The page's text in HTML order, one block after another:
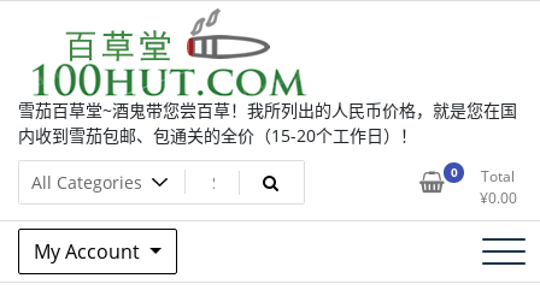
content
雪茄百草堂~酒鬼带您尝百草！我所列出的人民币价格，就是您在国
内收到雪茄包邮、包通关的全价（15-20个工作日）！
0
Total
¥0.00
My Account